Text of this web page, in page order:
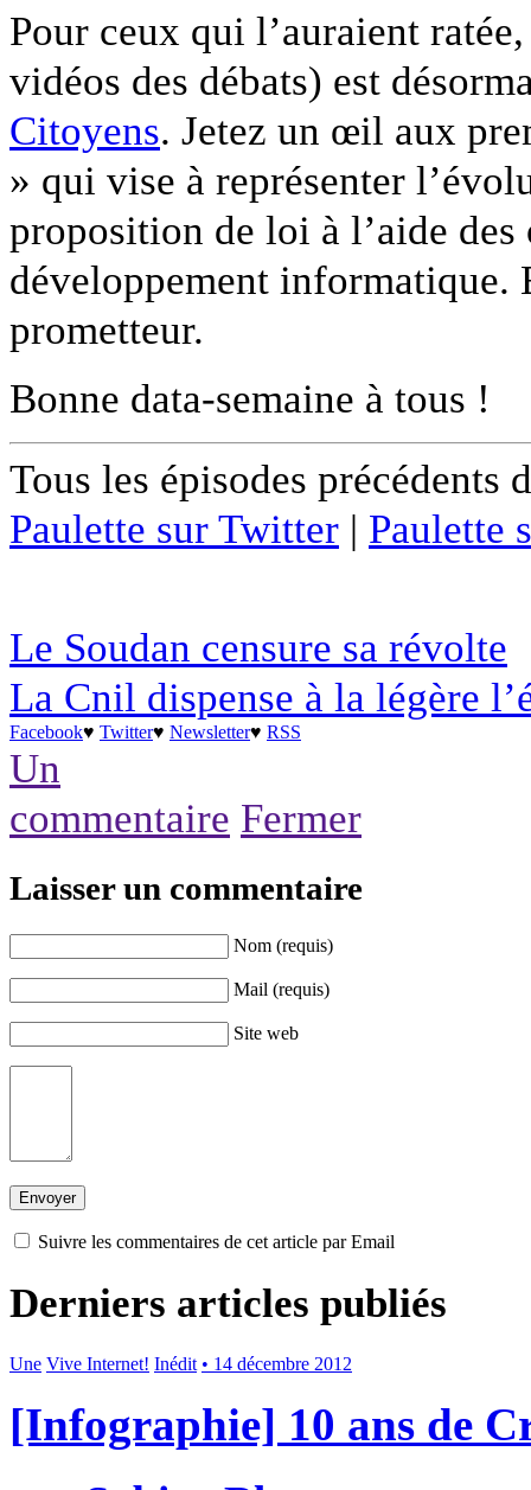
Pour ceux qui l’auraient
vidéos des débats) est
Citoyens. Jetez un œil aux
» qui vise à représenter
proposition de loi à l’aide
développement informatique.
prometteur.
Bonne data-semaine à tous !
Tous les épisodes précédents
Paulette sur Twitter | Paulette
Le Soudan censure sa révolte
La Cnil dispense à la légère
Facebook♥ Twitter♥ Newsletter♥ RSS
Un
commentaire Fermer
Laisser un commentaire
Nom (requis)
Mail (requis)
Site web
Suivre les commentaires de cet article par Email
Derniers articles publiés
Une Vive Internet! Inédit • 14 décembre 2012
[Infographie] 10 ans de